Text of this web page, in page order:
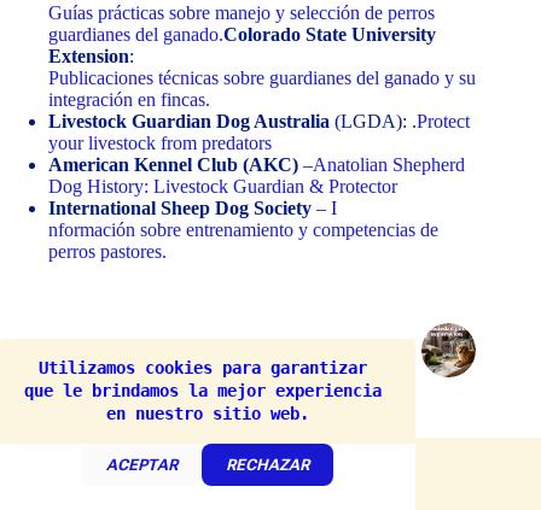
Utilizamos cookies para garantizar
que le brindamos la mejor experiencia
en nuestro sitio web.
ACEPTAR RECHAZAR
Guías prácticas sobre manejo y selección de perros
guardianes del ganado.Colorado State University
Extension:
Publicaciones técnicas sobre guardianes del ganado y su
integración en fincas.
Livestock Guardian Dog Australia (LGDA): .Protect
your livestock from predators
American Kennel Club (AKC) –Anatolian Shepherd
Dog History: Livestock Guardian & Protector
International Sheep Dog Society – I
nformación sobre entrenamiento y competencias de
perros pastores.